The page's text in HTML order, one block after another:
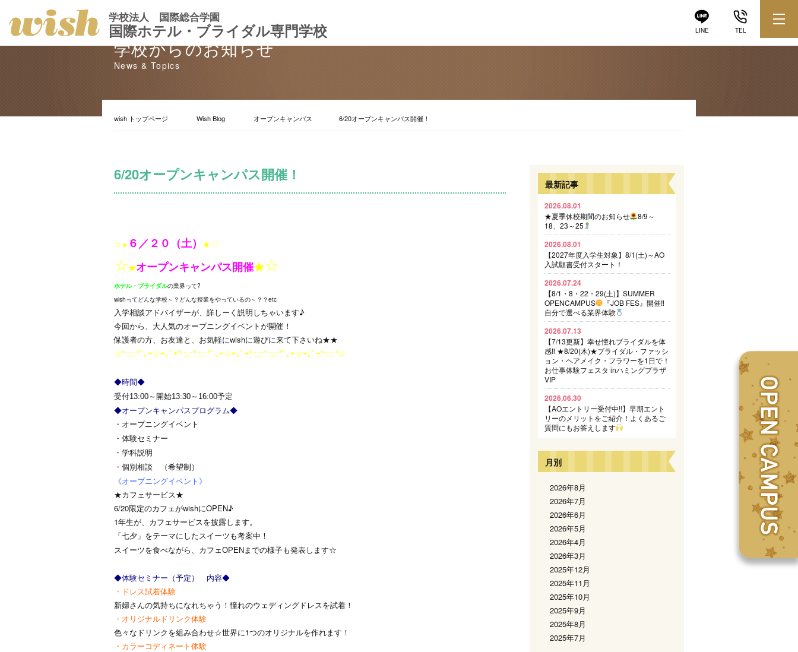
LINE TEL
学校法人 国際総合学園
国際ホテル・ブライダル専門学校
学校からのお知らせ
News & Topics
wish トップページ Wish Blog オープンキャンパス 6/20オープンキャンパス開催！
6/20オープンキャンパス開催！
☆★ ６／２０（土） ★☆
☆★オープンキャンパス開催★☆
ホテル・ブライダルの業界って?
wishってどんな学校～？どんな授業をやっているの～？？etc
入学相談アドバイザーが、詳しーく説明しちゃいます♪
今回から、大人気のオープニングイベントが開催！
保護者の方、お友達と、お気軽にwishに遊びに来て下さいね★★
☆*:;;;:*ﾟ｡+☆+｡ﾟ+*:;;;:*:;;;:*ﾟ｡+☆+｡ﾟ+*:;;;:*:;;;:*ﾟ｡+☆+｡ﾟ+*:;;;:*☆
◆時間◆
受付13:00～開始13:30～16:00予定
◆オープンキャンパスプログラム◆
・オープニングイベント
・体験セミナー
・学科説明
・個別相談 （希望制）
《オープニングイベント》
★カフェサービス★
6/20限定のカフェがwishにOPEN♪
1年生が、カフェサービスを披露します。
「七夕」をテーマにしたスイーツも考案中！
スイーツを食べながら 、カフェOPENまでの様子も発表します☆
◆体験セミナー（予定） 内容◆
・ドレス試着体験
新婦さんの気持ちになれちゃう！憧れのウェディングドレスを試着！
・オリジナルドリンク体験
色々なドリンクを組み合わせ☆世界に1つのオリジナルを作れます！
・カラーコディネート体験
最新記事
2026.08.01
★夏季休校期間のお知らせ
8/9～
18、23～25
2026.08.01
【2027年度入学生対象】8/1(土)～AO
入試願書受付スタート！
2026.07.24
【8/1・8・22・29(土)】SUMMER
OPENCAMPUS
『JOB FES』開催‼
自分で選べる業界体験
2026.07.13
【7/13更新】幸せ憧れブライダルを体
感‼ ★8/20(木)★ブライダル・ファッシ
ョン・ヘアメイク・フラワーを1日で！
お仕事体験フェスタ inハミングプラザ
VIP
2026.06.30
【AOエントリー受付中!!】早期エント
リーのメリットをご紹介！よくあるご
質問にもお答えします
月別
2026年8月
2026年7月
2026年6月
2026年5月
2026年4月
2026年3月
2025年12月
2025年11月
2025年10月
2025年9月
2025年8月
2025年7月